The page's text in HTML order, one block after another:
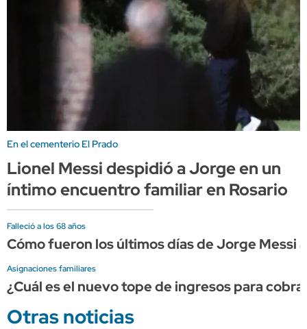
En el cementerio El Prado
Lionel Messi despidió a Jorge en un
íntimo encuentro familiar en Rosario
Falleció a los 68 años
Cómo fueron los últimos días de Jorge Messi
Asignaciones familiares
¿Cuál es el nuevo tope de ingresos para
Otras noticias